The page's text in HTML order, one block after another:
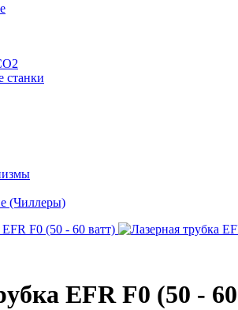
станки
(Чиллеры)
EFR F0 (50 -